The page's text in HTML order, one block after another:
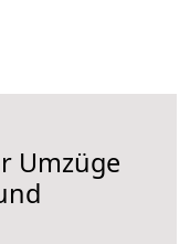
Umzüge